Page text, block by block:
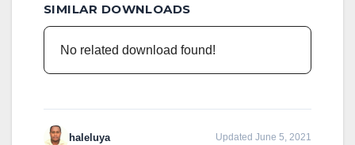
SIMILAR DOWNLOADS
No related download found!
haleluya Updated June 5, 2021